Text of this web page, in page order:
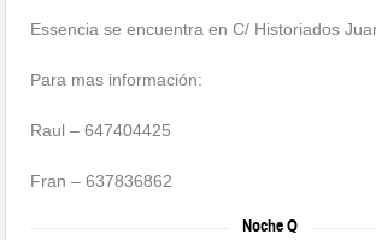
Essencia se encuentra en C/ Historiados
Para mas información:
Raul – 647404425
Fran – 637836862
Noche Q